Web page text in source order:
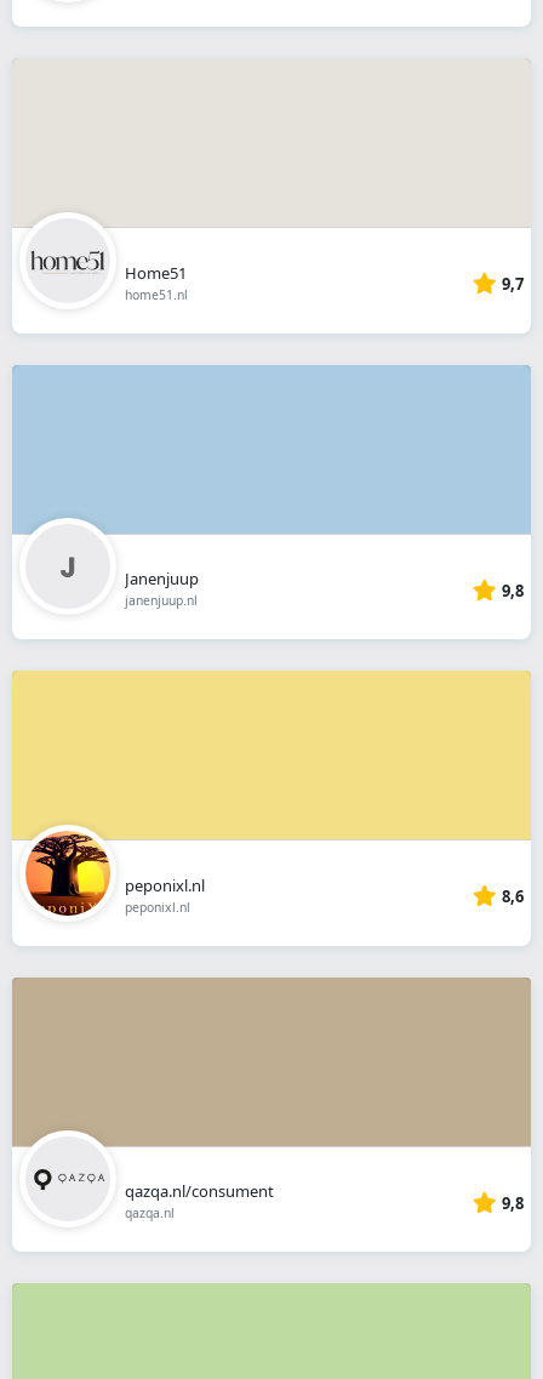
Home51
home51.nl 9,7
Janenjuup
janenjuup.nl 9,8
peponixl.nl
peponixl.nl 8,6
qazqa.nl/consument
qazqa.nl 9,8